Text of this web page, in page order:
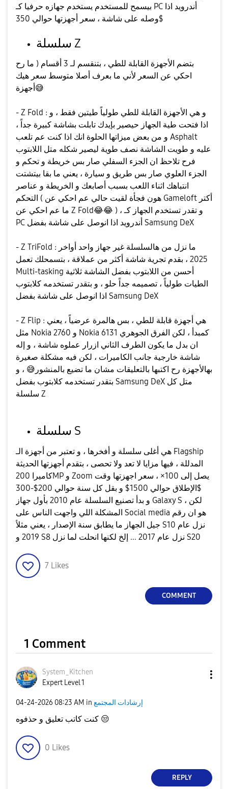
بيسمح للمستخدم يستخدم جهازه حرفيا كـ PC أندرويد اذا
وصله على شاشة ، سعر أجهزتها حوالي 350$
سلسلة Z
بتضم الأجهزة القابلة للطي ، بتنقسم لـ 3 أقسام ( ما رح
احكي عن السعر لأني ما بعرف أصلا متوسط سعر هيك
أجهزة😅
- Z Fold : و هي الأجهزة القابلة للطي طولياً طيتين فقط ، و
اذا فتحت طية الجهاز حيصير بإيدك تابلت بشاشة كبيرة جداً ،
و من بعض ميزاتها الحلوة انك اذا كنت عم تلعب Asphalt
عليه و طويت الشاشة نصف طوية ليصير شكله متل اللابتوب
فرح تلاحظ ان الجزء السفلي صار بس خريطة و تحكم و
الجزء العلوي صار بس طريق و سيارة ، يعني ما بقا بيتشتت
انتباهك اثناء اللعب بسبب أصابعك و الخريطة و عناصر
التحكم ( هون فجأة لقيت حالي عم احكي عن Gameloft أكتر
ما عم احكي عن Z Fold😂😂 ) ، و تقدر تستخدم الجهاز كـ
PC أندرويد اذا انوصل على شاشة بفضل Samsung DeX
- Z TriFold : ما نزل من هالسلسلة غير جهاز واحد أواخر
2025 ، بقدم تجرية شاشة أكثر من عملاقة ، بتسمحلك تعمل
Multi-tasking أحسن من اللابتوب بفضل الشاشة ثلاثية
الطيات طولياً ، تصميمه جداً حلو ، و بتقدر تستخدمه كلابتوب
اذا انوصل على شاشة بفضل Samsung DeX
- Z Flip : هي أجهزة قابلة للطي ، بس هالمرة عرضياً ، يعني
مثل Nokia 2760 و Nokia 6131 كمبدأ ، لكن الفرق الجوهري
ان بدل ما يكون الطرف الثاني ازرار عملوه شاشة ، و إله
شاشة خارجية جانب الكاميرات ، لكن فيه مشكلة صغيرة
بهالأجهزة رح اكتبها بالتعليقات مشان ما تضيع بالمنشور 😅 ، و
بتقدر تستخدمه كلابتوب بفضل Samsung DeX متل كل
سلسلة Z
سلسلة S
هي أغلى سلسلة و أفخرها ، و تعتبر من أجهزة الـ Flagship
المدللة ، فيها مزايا لا تعد ولا تحصى ، بتقدم أجهزتها الحديثة
كاميرا 200MP و Zoom يصل إلى 100× ، سعر اجهزتها وقت
الإطلاق حوالي 1500$ و بقل كل سنة حوالي 200$-300$
و بدأ تصنيع السلسلة عام 2010 بأول جهاز Galaxy S ، لكن
المشكلة اللي واجهت الناس على Social media هو ان رقم
جيل الجهاز ما يطابق سنة الإصدار ، يعني مثلاً S10 نزل عام
2019 و S8 نزل عام 2017 ... إلخ لكنها انحلت لما نزل S20
7 Likes
COMMENT
1 Comment
System_Kitchen
Expert Level 1
‎04-24-2026 08:23 AM in إرشادات المجتمع
😒
0 Likes
REPLY